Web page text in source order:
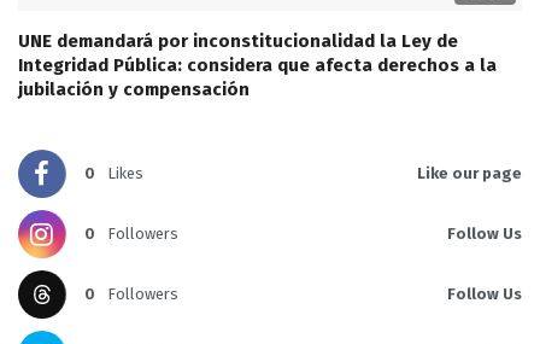
UNE demandará por inconstitucionalidad la Ley de
Integridad Pública: considera que afecta derechos a la
jubilación y compensación
0 Likes Like our page
0 Followers Follow Us
0 Followers Follow Us